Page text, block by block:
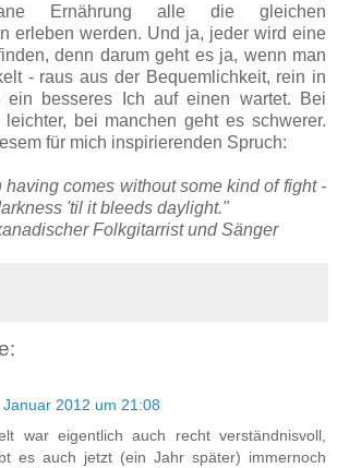
Ernährung alle die gleichen
erleben werden. Und ja, jeder wird eine
denn darum geht es ja, wenn man
- raus aus der Bequemlichkeit, rein in
ein besseres Ich auf einen wartet. Bei
bei manchen geht es schwerer.
für mich inspirierenden Spruch:
having comes without some kind of fight -
'til it bleeds daylight."
Folkgitarrist und Sänger
Januar 2012 um 21:08
war eigentlich auch recht verständnisvoll,
es auch jetzt (ein Jahr später) immernoch